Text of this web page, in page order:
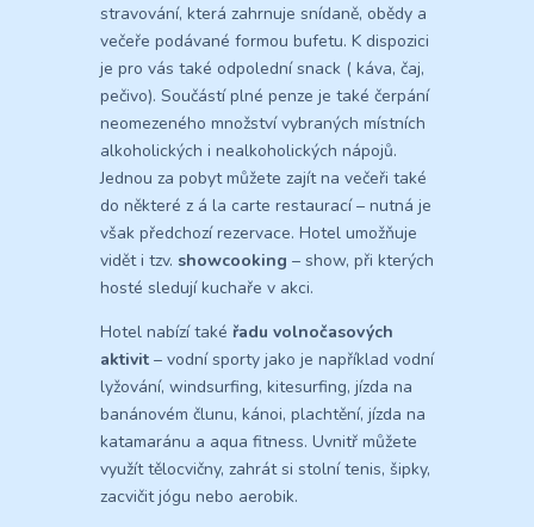
stravování, která zahrnuje snídaně, obědy a
večeře podávané formou bufetu. K dispozici
je pro vás také odpolední snack ( káva, čaj,
pečivo). Součástí plné penze je také čerpání
neomezeného množství vybraných místních
alkoholických i nealkoholických nápojů.
Jednou za pobyt můžete zajít na večeři také
do některé z á la carte restaurací – nutná je
však předchozí rezervace. Hotel umožňuje
vidět i tzv. showcooking – show, při kterých
hosté sledují kuchaře v akci.
Hotel nabízí také řadu volnočasových
aktivit – vodní sporty jako je například vodní
lyžování, windsurfing, kitesurfing, jízda na
banánovém člunu, kánoi, plachtění, jízda na
katamaránu a aqua fitness. Uvnitř můžete
využít tělocvičny, zahrát si stolní tenis, šipky,
zacvičit jógu nebo aerobik.